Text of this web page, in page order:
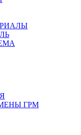
ГРМ